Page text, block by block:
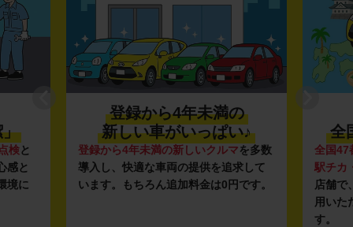
」
検と
感と
境に
登録から4年未満の
新しい車がいっぱい♪
登録から4年未満の新しいクルマを多数
導入し、快適な車両の提供を追求して
います。もちろん追加料金は0円です。
全
全国47
駅チカ
店舗で
用いた
す。